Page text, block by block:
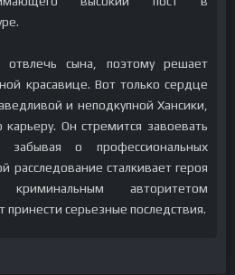
сына, поэтому решает
красавице. Вот только сердце
и неподкупной Хансики,
Он стремится завоевать
о профессиональных
расследование сталкивает героя
авторитетом
серьезные последствия.